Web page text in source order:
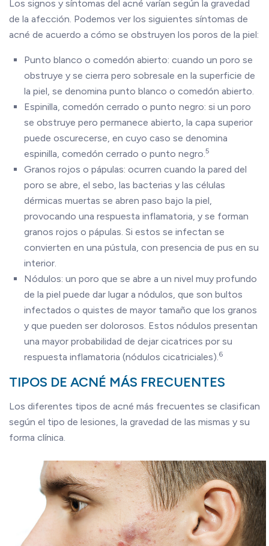
Los signos y síntomas del acné varían según la gravedad
de la afección. Podemos ver los siguientes síntomas de
acné de acuerdo a cómo se obstruyen los poros de la piel:
Punto blanco o comedón abierto: cuando un poro se
obstruye y se cierra pero sobresale en la superficie de
la piel, se denomina punto blanco o comedón abierto.
Espinilla, comedón cerrado o punto negro: si un poro
se obstruye pero permanece abierto, la capa superior
puede oscurecerse, en cuyo caso se denomina
espinilla, comedón cerrado o punto negro.5
Granos rojos o pápulas: ocurren cuando la pared del
poro se abre, el sebo, las bacterias y las células
dérmicas muertas se abren paso bajo la piel,
provocando una respuesta inflamatoria, y se forman
granos rojos o pápulas. Si estos se infectan se
convierten en una pústula, con presencia de pus en su
interior.
Nódulos: un poro que se abre a un nivel muy profundo
de la piel puede dar lugar a nódulos, que son bultos
infectados o quistes de mayor tamaño que los granos
y que pueden ser dolorosos. Estos nódulos presentan
una mayor probabilidad de dejar cicatrices por su
respuesta inflamatoria (nódulos cicatriciales).6
TIPOS DE ACNÉ MÁS FRECUENTES
Los diferentes tipos de acné más frecuentes se clasifican
según el tipo de lesiones, la gravedad de las mismas y su
forma clínica.